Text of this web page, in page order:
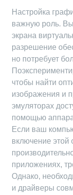
Настройка
важную роль.
экрана
разрешение
но потребует
чтобы найти
изображения и
эмуляторах
помощью
Если ваш
включение этой
приложениях,
Однако,
и драйверы